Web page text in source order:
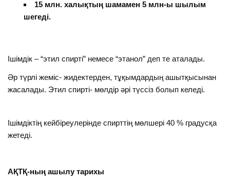
15 млн. халықтың шамамен 5 млн-ы шылым
шегеді.
Ішімдік – “этил спирті” немесе “этанол” деп те аталады.
Әр түрлі жеміс- жидектерден, тұқымдардың ашытқысынан
жасалады. Этил спирті- мөлдір әрі түссіз болып келеді.
Ішімдіктің кейбіреулерінде спирттің мөлшері 40 % градусқа
жетеді.
АҚТҚ-ның ашылу тарихы